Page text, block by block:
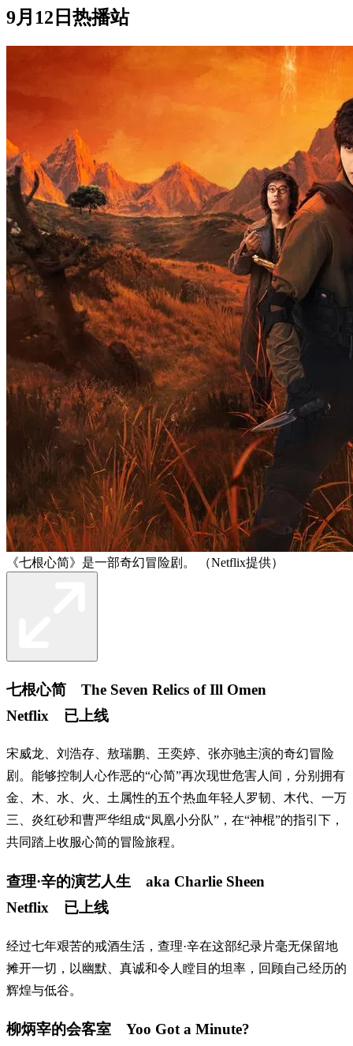
9月12日热播站
《七根心简》是一部奇幻冒险剧。 （Netflix提供）
七根心简 The Seven Relics of Ill Omen
Netflix 已上线
宋威龙、刘浩存、敖瑞鹏、王奕婷、张亦驰主演的奇幻冒险
剧。能够控制人心作恶的“心简”再次现世危害人间，分别拥有
金、木、水、火、土属性的五个热血年轻人罗韧、木代、一万
三、炎红砂和曹严华组成“凤凰小分队”，在“神棍”的指引下，
共同踏上收服心简的冒险旅程。
查理·辛的演艺人生 aka Charlie Sheen
Netflix 已上线
经过七年艰苦的戒酒生活，查理·辛在这部纪录片毫无保留地
摊开一切，以幽默、真诚和令人瞠目的坦率，回顾自己经历的
辉煌与低谷。
柳炳宰的会客室 Yoo Got a Minute?